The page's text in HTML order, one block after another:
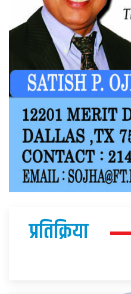
प्रतिक्रिया